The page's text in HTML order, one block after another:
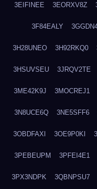
3EIFINEE 3EORXV8Z
3F84EALY
3H28UNEO 3H92RKQ0
3HSUVSEU 3JRQV2TE
3ME42K9J 3MOCREJ1
3N8UCE6Q 3NE5SFF6
3OBDFAXI 3OE9P0KI
3PEBEUPM 3PFEI4E1
3PX3NDPK 3QBNPSU7